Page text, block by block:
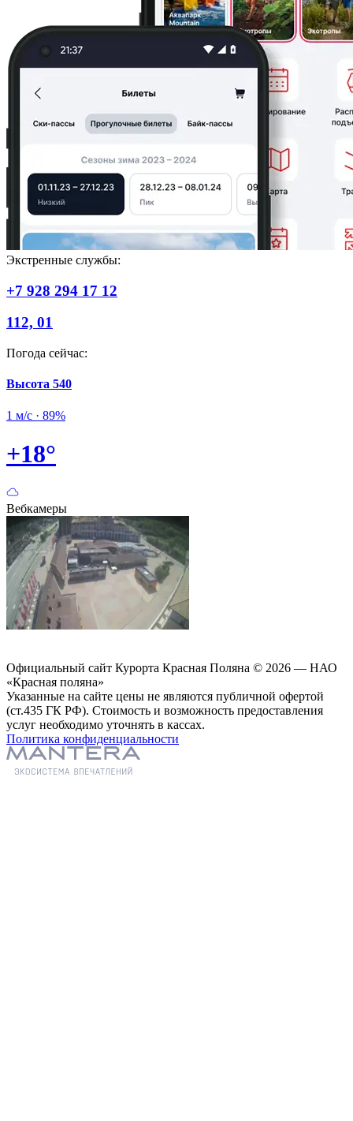
Экстренные службы:
+7 928 294 17 12
112, 01
Погода сейчас:
Высота 540
1 м/с · 89%
+18°
Вебкамеры
Официальный сайт Курорта Красная Поляна © 2026 — НАО
«Красная поляна»
Указанные на сайте цены не являются публичной офертой
(ст.435 ГК РФ). Стоимость и возможность предоставления
услуг необходимо уточнять в кассах.
Политика конфиденциальности